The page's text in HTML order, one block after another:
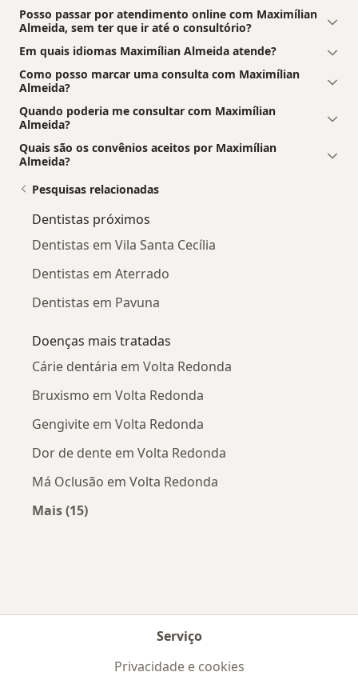
Posso passar por atendimento online com Maximílian
Almeida, sem ter que ir até o consultório?
Em quais idiomas Maximílian Almeida atende?
Como posso marcar uma consulta com Maximílian
Almeida?
Quando poderia me consultar com Maximílian
Almeida?
Quais são os convênios aceitos por Maximílian
Almeida?
Pesquisas relacionadas
Dentistas próximos
Dentistas em Vila Santa Cecília
Dentistas em Aterrado
Dentistas em Pavuna
Doenças mais tratadas
Cárie dentária em Volta Redonda
Bruxismo em Volta Redonda
Gengivite em Volta Redonda
Dor de dente em Volta Redonda
Má Oclusão em Volta Redonda
Mais (15)
Serviço
Privacidade e cookies